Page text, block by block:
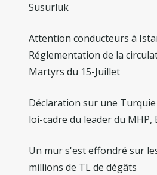
Susurluk
Attention conducteurs à
Réglementation de la
Martyrs du 15-Juillet
Déclaration sur une
loi-cadre du leader du MHP,
Un mur s'est effondré sur
millions de TL de dégâts